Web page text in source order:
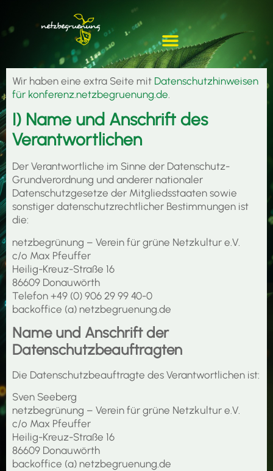
Wir haben eine extra Seite mit Datenschutzhinweisen
für konferenz.netzbegruenung.de
I) Name und Anschrift des
Verantwortlichen
Der Verantwortliche im Sinne der Datenschutz-
Grundverordnung und anderer nationaler
Datenschutzgesetze der Mitgliedsstaaten sowie
sonstiger datenschutzrechtlicher Bestimmungen ist
die:
netzbegrünung – Verein für grüne Netzkultur e.V.
c/o Max Pfeuffer
Heilig-Kreuz-Straße 16
86609 Donauwörth
Telefon +49 (0) 906 29 99 40-0
backoffice (a) netzbegruenung.de
Name und Anschrift der
Datenschutzbeauftragten
Die Datenschutzbeauftragte des Verantwortlichen ist:
Sven Seeberg
netzbegrünung – Verein für grüne Netzkultur e.V.
c/o Max Pfeuffer
Heilig-Kreuz-Straße 16
86609 Donauwörth
backoffice (a) netzbegruenung.de